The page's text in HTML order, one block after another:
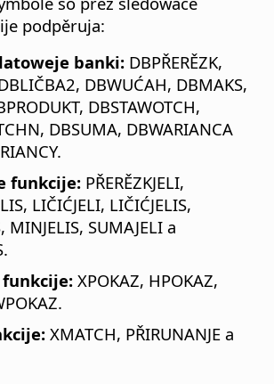
podpěruja:
banki: DBPŘERĚZK,
DBWUĆAH, DBMAKS,
DBSTAWOTCH,
DBSUMA, DBWARIANCA
funkcije: PŘERĚZKJELI,
LIČIĆJELI, LIČIĆJELIS,
MINJELIS, SUMAJELI a
XPOKAZ, HPOKAZ,
XMATCH, PŘIRUNANJE a